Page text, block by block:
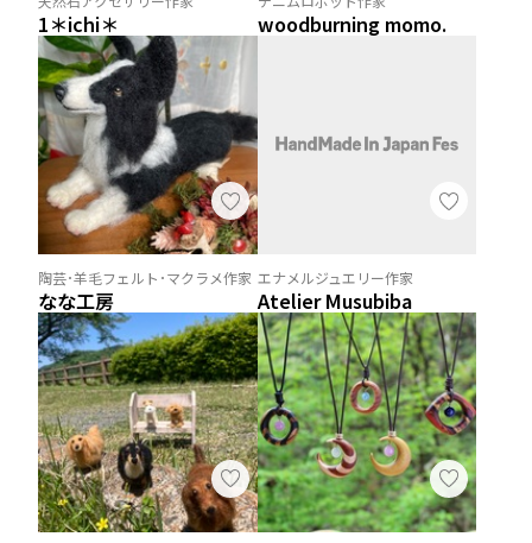
1＊ichi＊ woodburning momo.
陶芸･羊毛フェルト･マクラメ作家
なな工房
エナメルジュエリー作家
Atelier Musubiba